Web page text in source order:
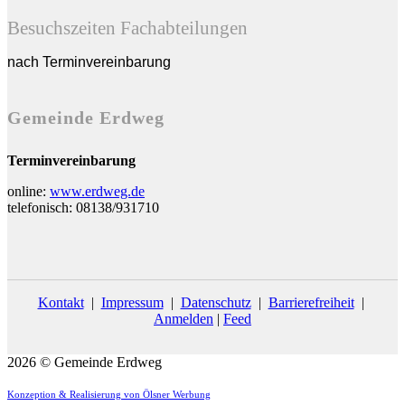
Besuchszeiten Fachabteilungen
nach Terminvereinbarung
Gemeinde Erdweg
Terminvereinbarung
online: www.erdweg.de
telefonisch: 08138/931710
Kontakt| Impressum| Datenschutz| Barrierefreiheit|
Anmelden | Feed
2026 © Gemeinde Erdweg
Konzeption & Realisierung von Ölsner Werbung